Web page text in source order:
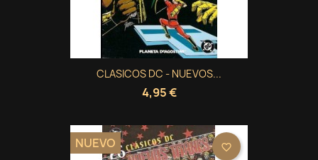
CLASICOS DC - NUEVOS...
4,95 €
NUEVO favorite_border